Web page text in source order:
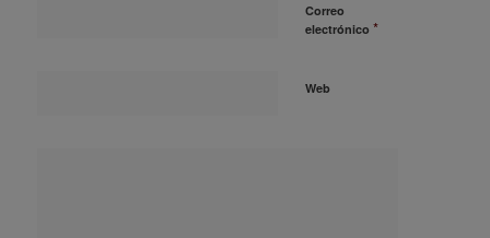
Correo
electrónico *
Web